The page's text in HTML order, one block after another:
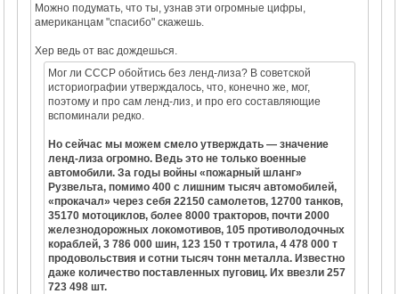
Можно подумать, что ты, узнав эти огромные цифры,
американцам "спасибо" скажешь.
Хер ведь от вас дождешься.
Мог ли СССР обойтись без ленд-лиза? В советской
историографии утверждалось, что, конечно же, мог,
поэтому и про сам ленд-лиз, и про его составляющие
вспоминали редко.
Но сейчас мы можем смело утверждать — значение
ленд-лиза огромно. Ведь это не только военные
автомобили. За годы войны «пожарный шланг»
Рузвельта, помимо 400 с лишним тысяч автомобилей,
«прокачал» через себя 22150 самолетов, 12700 танков,
35170 мотоциклов, более 8000 тракторов, почти 2000
железнодорожных локомотивов, 105 противолодочных
кораблей, 3 786 000 шин, 123 150 т тротила, 4 478 000 т
продовольствия и сотни тысяч тонн металла. Известно
даже количество поставленных пуговиц. Их ввезли 257
723 498 шт.